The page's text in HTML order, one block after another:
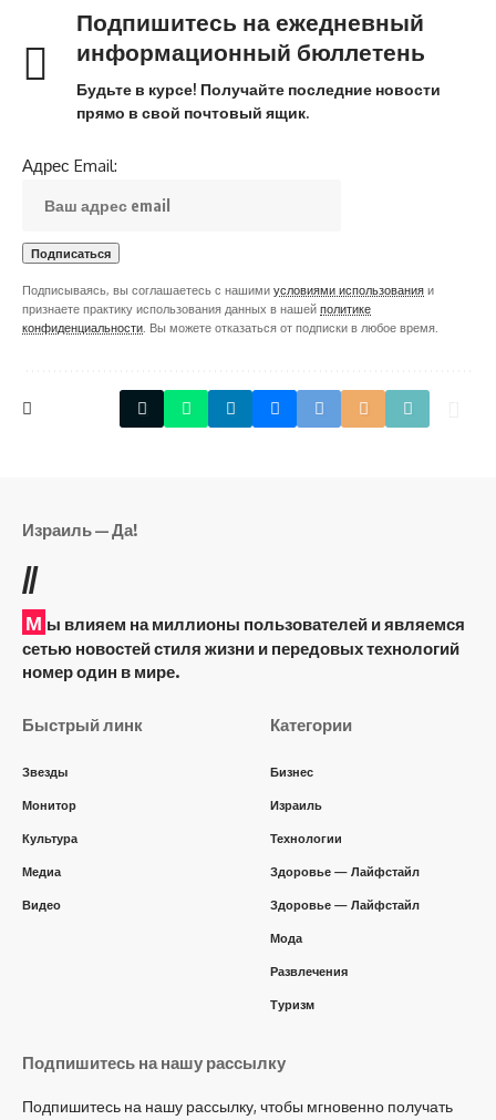
Подпишитесь на ежедневный
информационный бюллетень
Будьте в курсе! Получайте последние новости
прямо в свой почтовый ящик.
Адрес Email:
Подписываясь, вы соглашаетесь с нашими условиями использования и
признаете практику использования данных в нашей политике
конфиденциальности . Вы можете отказаться от подписки в любое время.
Израиль — Да!
//
М ы влияем на миллионы пользователей и являемся
сетью новостей стиля жизни и передовых технологий
номер один в мире.
Быстрый линк
Звезды
Монитор
Культура
Медиа
Видео
Категории
Бизнес
Израиль
Технологии
Здоровье — Лайфстайл
Здоровье — Лайфстайл
Мода
Развлечения
Туризм
Подпишитесь на нашу рассылку
Подпишитесь на нашу рассылку, чтобы мгновенно получать